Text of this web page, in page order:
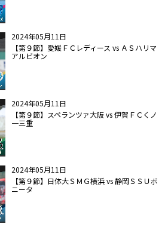
2024年05月11日
【第９節】愛媛ＦＣレディース vs ＡＳハリマ
アルビオン
2024年05月11日
【第９節】スペランツァ大阪 vs 伊賀ＦＣくノ
一三重
2024年05月11日
【第９節】日体大ＳＭＧ横浜 vs 静岡ＳＳＵボ
ニータ